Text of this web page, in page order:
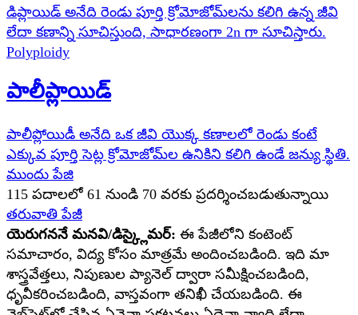
డిప్లాయిడ్ అనేది రెండు పూర్తి క్రోమోజోమ్‌లను కలిగి ఉన్న జీవి
లేదా కణాన్ని సూచిస్తుంది, సాధారణంగా 2n గా సూచిస్తారు.
Polyploidy
పాలీప్లాయిడ్
పాలీప్లోయిడీ అనేది ఒక జీవి యొక్క కణాలలో రెండు కంటే
ఎక్కువ పూర్తి సెట్ల క్రోమోజోమ్‌ల ఉనికిని కలిగి ఉండే జన్యు స్థితి.
ముందు పేజి
115 పదాలలో 61 నుండి 70 వరకు ప్రదర్శించబడుతున్నాయి
తరువాతి పేజీ
యెరుగననే మనవి/డిస్క్లైమర్: ఈ పేజీలోని కంటెంట్
సమాచారం, విద్య కోసం మాత్రమే అందించబడింది. ఇది మా
శాస్త్రవేత్తలు, నిపుణుల ప్యానెల్ ద్వారా సమీక్షించబడింది,
ధృవీకరించబడింది, వాస్తవంగా తనిఖీ చేయబడింది. ఈ